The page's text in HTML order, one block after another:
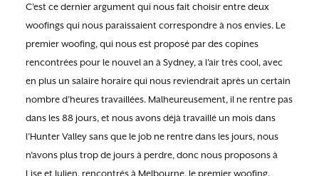
C’est ce dernier argument qui nous fait choisir entre deux
woofings qui nous paraissaient correspondre à nos envies. Le
premier woofing, qui nous est proposé par des copines
rencontrées pour le nouvel an à Sydney, a l’air très cool, avec
en plus un salaire horaire qui nous reviendrait après un certain
nombre d’heures travaillées. Malheureusement, il ne rentre pas
dans les 88 jours, et nous avons déjà travaillé un mois dans
l’Hunter Valley sans que le job ne rentre dans les jours, nous
n’avons plus trop de jours à perdre, donc nous proposons à
Lise et Julien, rencontrés à Melbourne, le premier woofing.